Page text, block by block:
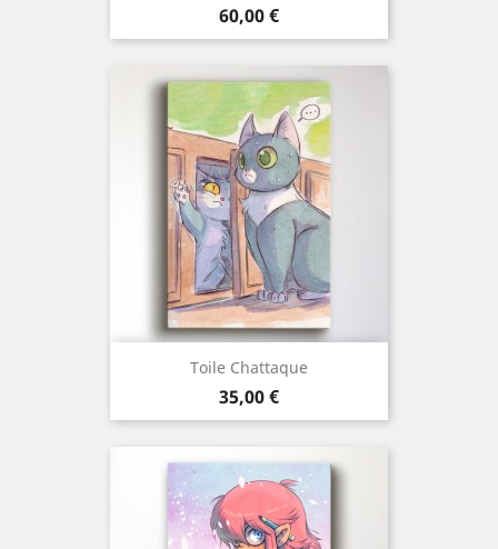
Prix
60,00 €
Toile Chattaque
Prix
35,00 €